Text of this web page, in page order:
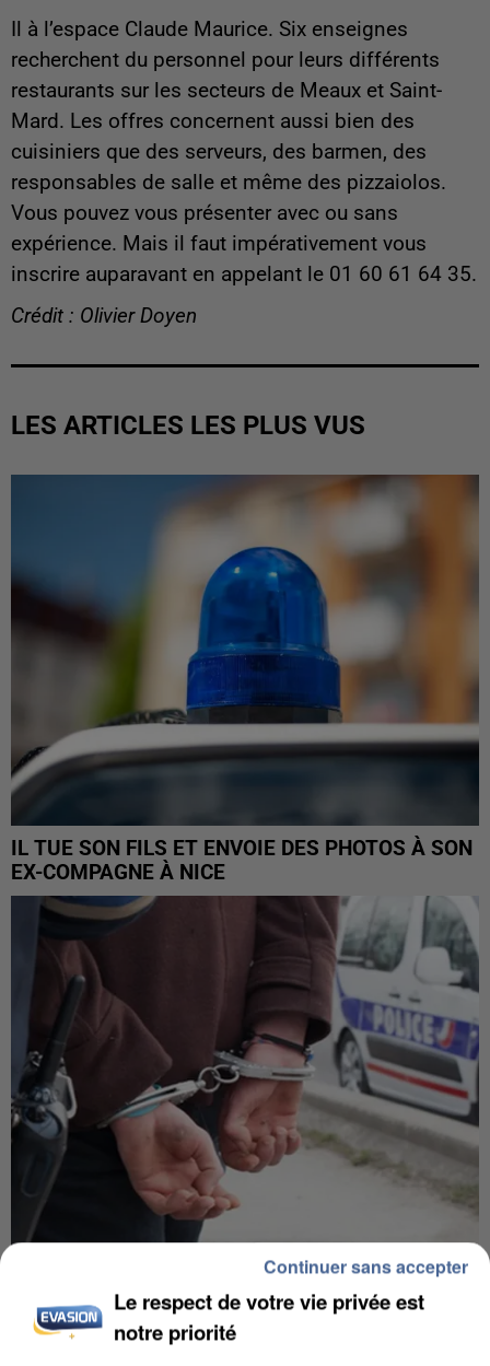
Il à l’espace Claude Maurice. Six enseignes
recherchent du personnel pour leurs différents
restaurants sur les secteurs de Meaux et Saint-
Mard. Les offres concernent aussi bien des
cuisiniers que des serveurs, des barmen, des
responsables de salle et même des pizzaiolos.
Vous pouvez vous présenter avec ou sans
expérience. Mais il faut impérativement vous
inscrire auparavant en appelant le 01 60 61 64 35.
Crédit : Olivier Doyen
LES ARTICLES LES PLUS VUS
IL TUE SON FILS ET ENVOIE DES PHOTOS À SON
EX-COMPAGNE À NICE
L’UN DES FONDATEURS SUPPOSÉS DE LA DZ
MAFIA INTERPELLÉ EN ALGÉRIE
Le respect de votre vie privée est
notre priorité
Continuer sans accepter